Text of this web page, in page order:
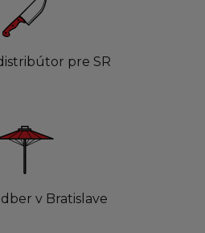
pre SR
v Bratislave